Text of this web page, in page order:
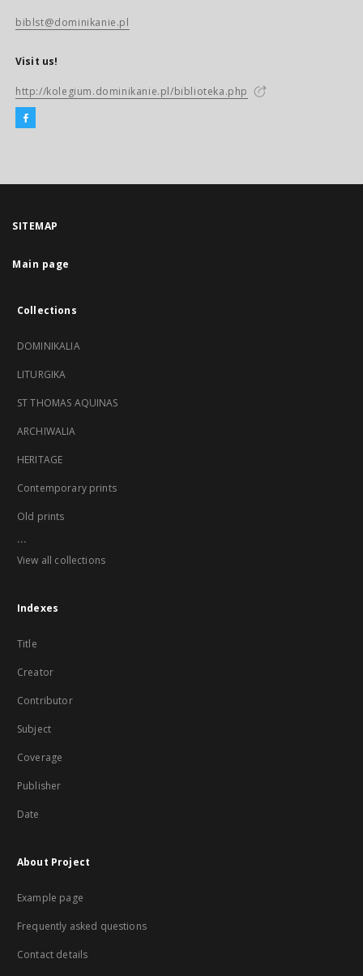
biblst@dominikanie.pl
Visit us!
http://kolegium.dominikanie.pl/biblioteka.php
SITEMAP
Main page
Collections
DOMINIKALIA
LITURGIKA
ST THOMAS AQUINAS
ARCHIWALIA
HERITAGE
Contemporary prints
Old prints
...
View all collections
Indexes
Title
Creator
Contributor
Subject
Coverage
Publisher
Date
About Project
Example page
Frequently asked questions
Contact details